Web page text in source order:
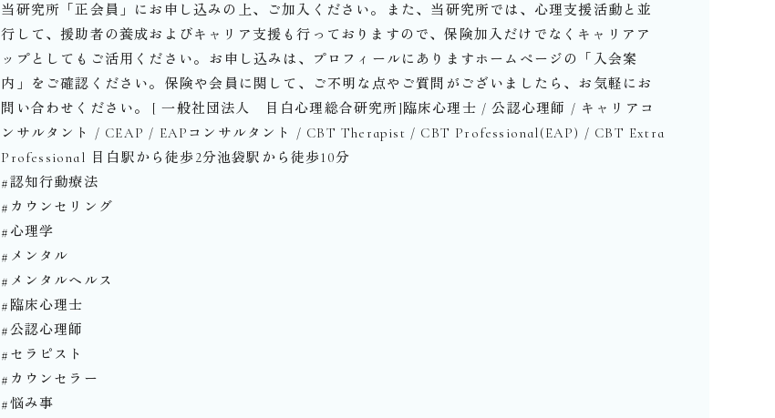
当研究所「正会員」にお申し込みの上、ご加入ください。⁡また、当研究所では、心理支援活動と並
行して、援助者の養成およびキャリア支援も行っておりますので、保険加入だけでなくキャリアア
ップとしてもご活用ください。⁡お申し込みは、プロフィールにありますホームページの「入会案
内」をご確認ください。⁡保険や会員に関して、ご不明な点やご質問がございましたら、お気軽にお
問い合わせください。⁡⁡⁡[ 一般社団法人 目白心理総合研究所]臨床心理士 / 公認心理師 / キャリアコ
ンサルタント / CEAP / EAPコンサルタント / CBT Therapist︎ / CBT Professional(EAP) / CBT Extra
Professional ︎⁡目白駅から徒歩2分池袋駅から徒歩10分⁡⁡
#認知行動療法
#カウンセリング
#心理学
#メンタル
#メンタルヘルス
#臨床心理士
#公認心理師
#セラピスト
#カウンセラー
#悩み事